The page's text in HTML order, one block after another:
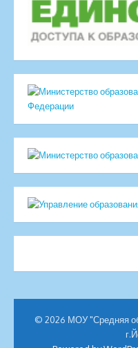
© 2026 МОУ "Средняя